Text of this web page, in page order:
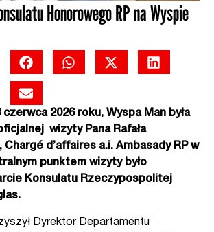
Honorowego RP na Wyspie
czerwca 2026 roku, Wyspa Man była
wizyty Pana Rafała
d’affaires a.i. Ambasady RP w
punktem wizyty było
Konsulatu Rzeczypospolitej
Dyrektor Departamentu